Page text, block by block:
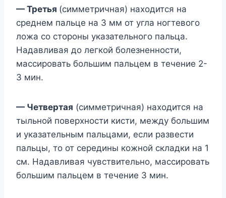
— Третья (симметричная) находится на
среднем пальце на 3 мм от угла ногтевого
ложа со стороны указательного пальца.
Надавливая до легкой болезненности,
массировать большим пальцем в течение 2-
3 мин.
— Четвертая (симметричная) находится на
тыльной поверхности кисти, между большим
и указательным пальцами, если развести
пальцы, то от середины кожной складки на 1
см. Надавливая чувствительно, массировать
большим пальцем в течение 3 мин.